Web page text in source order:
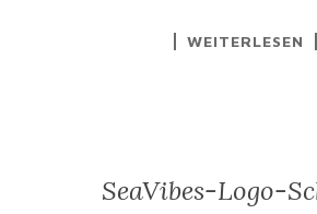
WEITERLESEN
SeaVibes-Logo-